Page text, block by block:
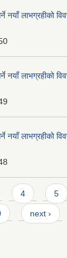
नयाँ लाभग्रहीको
नयाँ लाभग्रहीको
नयाँ लाभग्रहीको
4 5
next ›